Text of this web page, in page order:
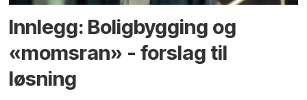
Innlegg: Boligbygging og
«momsran» - forslag til
løsning